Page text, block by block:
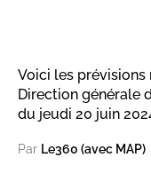
Voici les
Direction générale
du jeudi 20 juin
Par Le360 (avec MAP)